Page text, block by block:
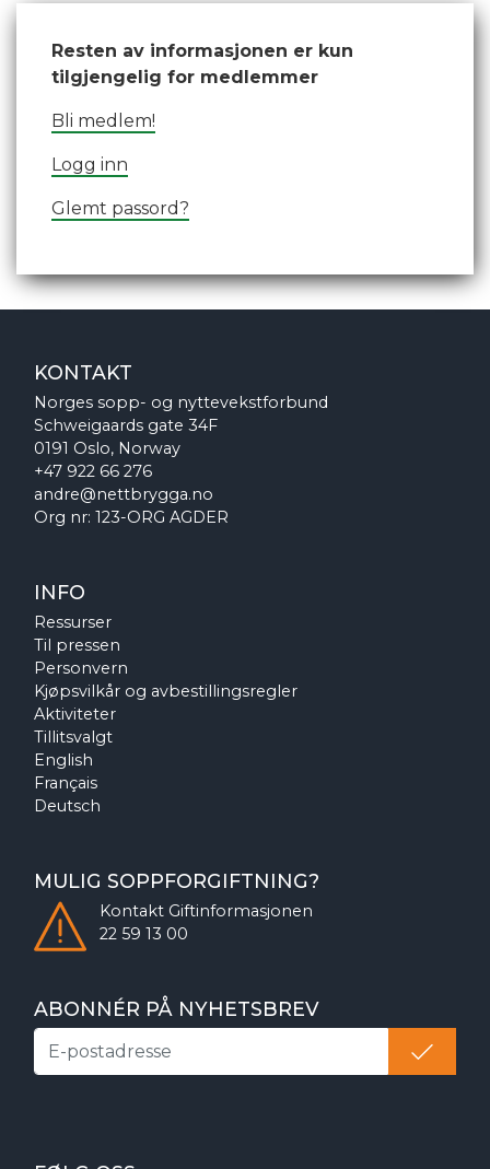
Resten av informasjonen er kun
tilgjengelig for medlemmer
Bli medlem!
Logg inn
Glemt passord?
KONTAKT
Norges sopp- og nyttevekstforbund
Schweigaards gate 34F
0191 Oslo, Norway
+47 922 66 276
andre@nettbrygga.no
Org nr: 123-ORG AGDER
INFO
Ressurser
Til pressen
Personvern
Kjøpsvilkår og avbestillingsregler
Aktiviteter
Tillitsvalgt
English
Français
Deutsch
MULIG SOPPFORGIFTNING?
Kontakt Giftinformasjonen
22 59 13 00
ABONNÉR PÅ NYHETSBREV